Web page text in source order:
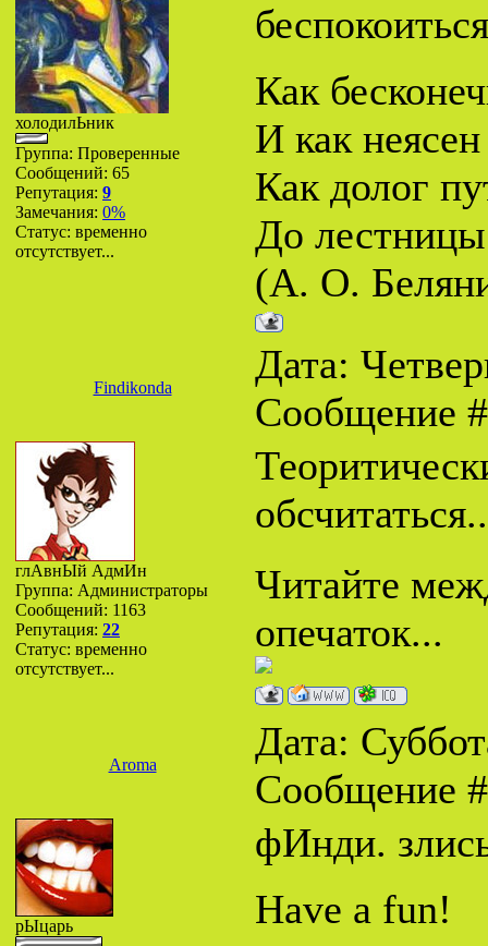
холодилЬник
Группа: Проверенные
Сообщений: 65
Репутация: 9
Замечания: 0%
Статус: временно
отсутствует...
Как
И как
Как долог
До лестницы
(А. О.
Findikonda
Дата:
Сообщение
глАвнЫй АдмИн
Группа: Администраторы
Сообщений: 1163
Репутация: 22
Статус: временно
отсутствует...
Читайте
опечаток...
Aroma
Дата:
Сообщение
рЫцарь
фИнди.
Have a fun!